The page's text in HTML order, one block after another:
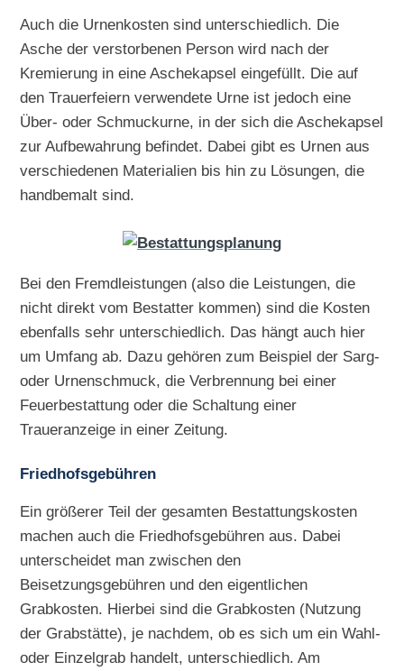
Auch die Urnenkosten sind unterschiedlich. Die
Asche der verstorbenen Person wird nach der
Kremierung in eine Aschekapsel eingefüllt. Die auf
den Trauerfeiern verwendete Urne ist jedoch eine
Über- oder Schmuckurne, in der sich die Aschekapsel
zur Aufbewahrung befindet. Dabei gibt es Urnen aus
verschiedenen Materialien bis hin zu Lösungen, die
handbemalt sind.
Bei den Fremdleistungen (also die Leistungen, die
nicht direkt vom Bestatter kommen) sind die Kosten
ebenfalls sehr unterschiedlich. Das hängt auch hier
um Umfang ab. Dazu gehören zum Beispiel der Sarg-
oder Urnenschmuck, die Verbrennung bei einer
Feuerbestattung oder die Schaltung einer
Traueranzeige in einer Zeitung.
Friedhofsgebühren
Ein größerer Teil der gesamten Bestattungskosten
machen auch die Friedhofsgebühren aus. Dabei
unterscheidet man zwischen den
Beisetzungsgebühren und den eigentlichen
Grabkosten. Hierbei sind die Grabkosten (Nutzung
der Grabstätte), je nachdem, ob es sich um ein Wahl-
oder Einzelgrab handelt, unterschiedlich. Am